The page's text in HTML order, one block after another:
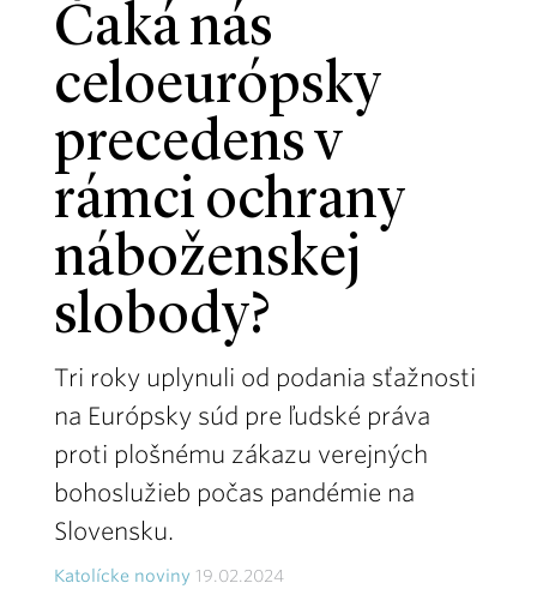
Čaká nás
celoeurópsky
precedens v
rámci ochrany
náboženskej
slobody?
Tri roky uplynuli od podania sťažnosti
na Európsky súd pre ľudské práva
proti plošnému zákazu verejných
bohoslužieb počas pandémie na
Slovensku.
Katolícke noviny 19.02.2024